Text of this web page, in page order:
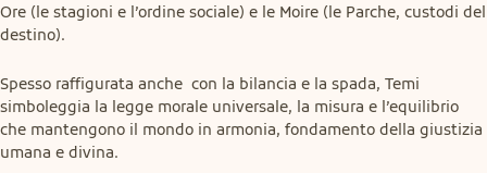
Ore (le stagioni e l’ordine sociale) e le Moire (le Parche, custodi del
destino).
Spesso raffigurata anche  con la bilancia e la spada, Temi
simboleggia la legge morale universale, la misura e l’equilibrio
che mantengono il mondo in armonia, fondamento della giustizia
umana e divina.